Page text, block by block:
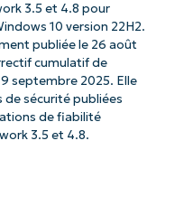
3.5 et 4.8 pour
10 version 22H2.
publiée le 26 août
cumulatif de
septembre 2025. Elle
sécurité publiées
de fiabilité
3.5 et 4.8.